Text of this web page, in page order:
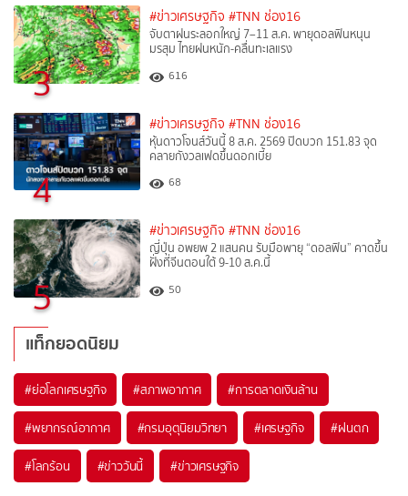
3
#ข่าวเศรษฐกิจ #TNN ช่อง16
จับตาฝนระลอกใหญ่ 7–11 ส.ค. พายุดอลฟินหนุน
มรสุม ไทยฝนหนัก-คลื่นทะเลแรง
616
4
#ข่าวเศรษฐกิจ #TNN ช่อง16
หุ้นดาวโจนส์วันนี้ 8 ส.ค. 2569 ปิดบวก 151.83 จุด
คลายกังวลเฟดขึ้นดอกเบี้ย
68
5
#ข่าวเศรษฐกิจ #TNN ช่อง16
ญี่ปุ่น อพยพ 2 แสนคน รับมือพายุ “ดอลฟิน” คาดขึ้น
ฝั่งที่จีนตอนใต้ 9-10 ส.ค.นี้
50
แท็กยอดนิยม
#ย่อโลกเศรษฐกิจ #สภาพอากาศ #การตลาดเงินล้าน
#พยากรณ์อากาศ #กรมอุตุนิยมวิทยา #เศรษฐกิจ #ฝนตก
#โลกร้อน #ข่าววันนี้ #ข่าวเศรษฐกิจ